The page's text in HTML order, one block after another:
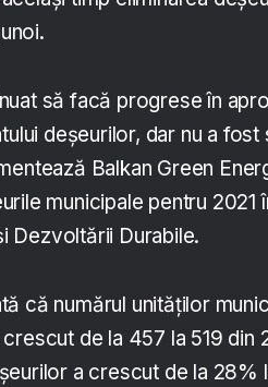
să facă progrese în
deșeurilor, dar nu a
Balkan Green
municipale pentru 2021
Dezvoltării Durabile.
că numărul unităților
de la 457 la 519 din
a crescut de la 28%